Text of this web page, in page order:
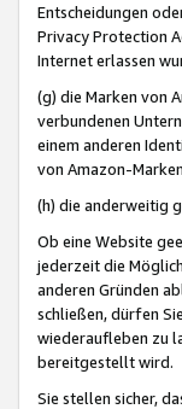
Entscheidungen
Privacy Protection
Internet erlassen
(g) die Marken von
verbundenen
einem anderen
von Amazon-
(h) die anderweitig
Ob eine Website
jederzeit die
anderen Gründen
schließen, dürfen
wiederaufleben zu
bereitgestellt wird.
Sie stellen sicher,